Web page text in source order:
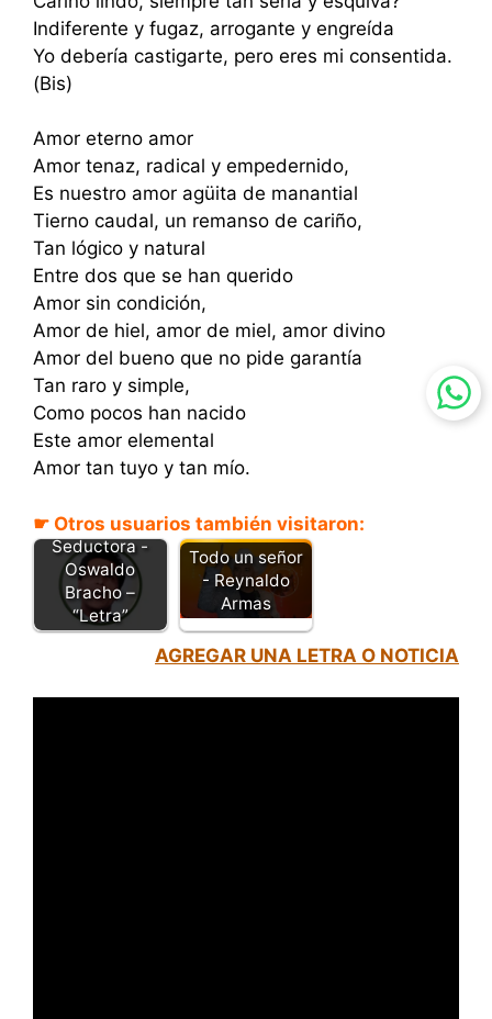
Indiferente y fugaz, arrogante y engreída
Yo debería castigarte, pero eres mi consentida.
(Bis)
Amor eterno amor
Amor tenaz, radical y empedernido,
Es nuestro amor agüita de manantial
Tierno caudal, un remanso de cariño,
Tan lógico y natural
Entre dos que se han querido
Amor sin condición,
Amor de hiel, amor de miel, amor divino
Amor del bueno que no pide garantía
Tan raro y simple,
Como pocos han nacido
Este amor elemental
Amor tan tuyo y tan mío.
☛ Otros usuarios también visitaron:
Seductora -
Oswaldo
Bracho –
“Letra”
Todo un señor
- Reynaldo
Armas
AGREGAR UNA LETRA O NOTICIA